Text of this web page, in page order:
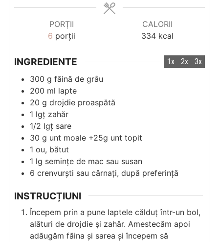
PORȚII
6 porții
CALORII
334 kcal
INGREDIENTE 1x 2x 3x
300 g făină de grâu
200 ml lapte
20 g drojdie proaspătă
1 lgț zahăr
1/2 lgț sare
30 g unt moale +25g unt topit
1 ou, bătut
1 lg semințe de mac sau susan
6 crenvurști sau cârnați, după preferință
INSTRUCȚIUNI
Începem prin a pune laptele călduț într-un bol,
alături de drojdie și zahăr. Amestecăm apoi
adăugăm făina și sarea și începem să